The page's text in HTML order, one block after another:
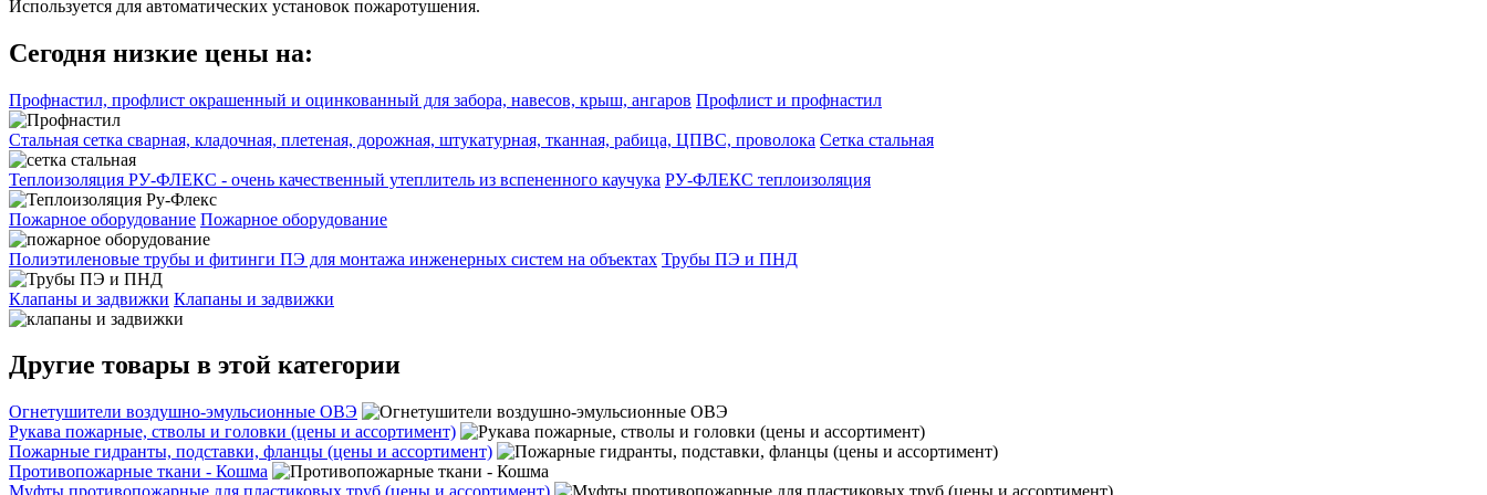
Используется для автоматических установок пожаротушения.
Сегодня низкие цены на:
Профнастил, профлист окрашенный и оцинкованный для забора, навесов, крыш, ангаров Профлист и профнастил
Стальная сетка сварная, кладочная, плетеная, дорожная, штукатурная, тканная, рабица, ЦПВС, проволока Сетка стальная
Теплоизоляция РУ-ФЛЕКС - очень качественный утеплитель из вспененного каучука РУ-ФЛЕКС теплоизоляция
Пожарное оборудование Пожарное оборудование
Полиэтиленовые трубы и фитинги ПЭ для монтажа инженерных систем на объектах Трубы ПЭ и ПНД
Клапаны и задвижки Клапаны и задвижки
Другие товары в этой категории
Огнетушители воздушно-эмульсионные ОВЭ
Рукава пожарные, стволы и головки (цены и ассортимент)
Пожарные гидранты, подставки, фланцы (цены и ассортимент)
Противопожарные ткани - Кошма